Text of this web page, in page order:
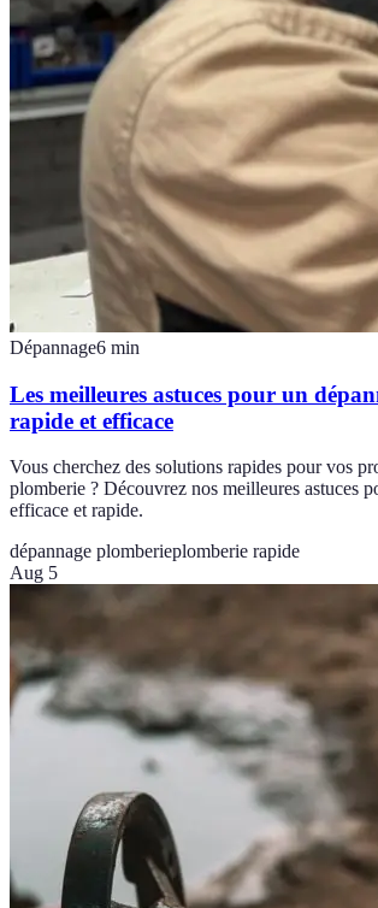
Dépannage6 min
Les meilleures astuces pour un
rapide et efficace
Vous cherchez des solutions rapides pour vos
plomberie ? Découvrez nos meilleures astuces
efficace et rapide.
dépannage plomberieplomberie rapide
Aug 5